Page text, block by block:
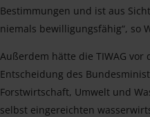
Bestimmungen und ist aus
niemals bewilligungsfähig“, so
Außerdem hätte die TIWAG vor
Entscheidung des
Forstwirtschaft, Umwelt und
selbst eingereichten